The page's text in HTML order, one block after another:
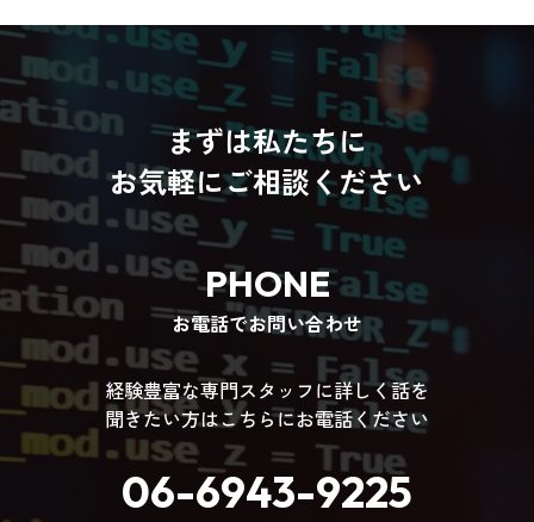
まずは私たちに
お気軽にご相談ください
PHONE
お電話でお問い合わせ
経験豊富な専門スタッフに詳しく話を
聞きたい方はこちらにお電話ください
06-6943-9225